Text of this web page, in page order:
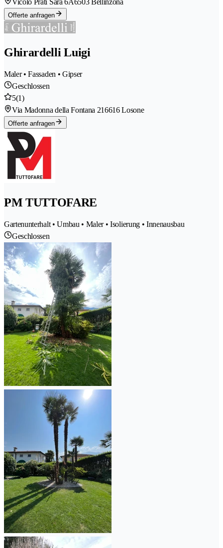
Offerte anfragen
Ghirardelli Luigi
Maler • Fassaden • Gipser
Geschlossen
5(1)
Via Madonna della Fontana 216616 Losone
Offerte anfragen
PM TUTTOFARE
Gartenunterhalt • Umbau • Maler • Isolierung • Innenausbau
Geschlossen